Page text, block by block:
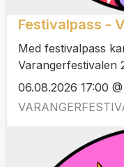
Festivalpass -
Med festivalpass
Varangerfestivalen
06.08.2026 17:00